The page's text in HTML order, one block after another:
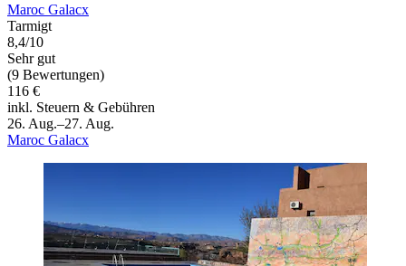
Maroc Galacx
Tarmigt
8,4/10
Sehr gut
(9 Bewertungen)
116 €
inkl. Steuern & Gebühren
26. Aug.–27. Aug.
Maroc Galacx